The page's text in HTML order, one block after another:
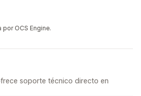
OCS Engine.
soporte técnico directo en